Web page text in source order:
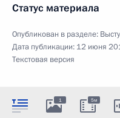
Статус материала
Опубликован в разделе:
Дата публикации: 12 июня
Текстовая версия
1 5м